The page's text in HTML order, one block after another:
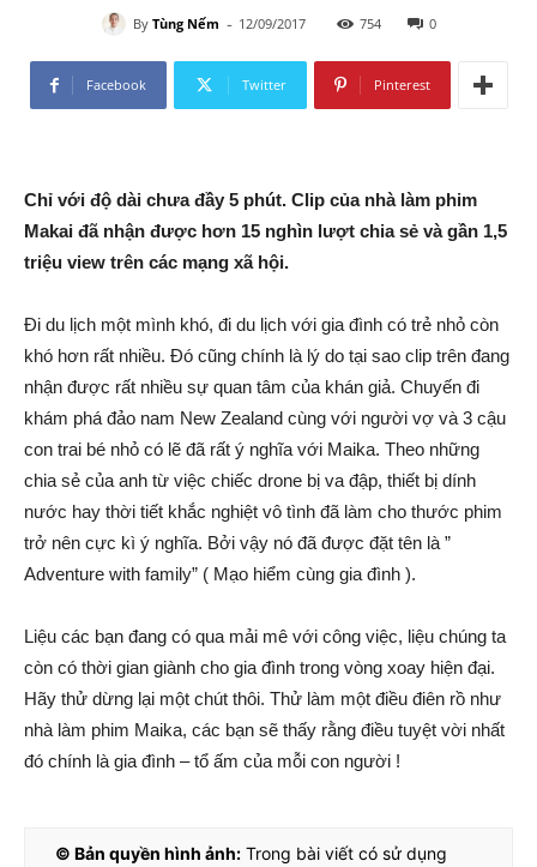
By Tùng Nếm - 12/09/2017 754 0
Facebook Twitter Pinterest
Chỉ với độ dài chưa đầy 5 phút. Clip của nhà làm phim
Makai đã nhận được hơn 15 nghìn lượt chia sẻ và gần 1,5
triệu view trên các mạng xã hội.
Đi du lịch một mình khó, đi du lịch với gia đình có trẻ nhỏ còn
khó hơn rất nhiều. Đó cũng chính là lý do tại sao clip trên đang
nhận được rất nhiều sự quan tâm của khán giả. Chuyến đi
khám phá đảo nam New Zealand cùng với người vợ và 3 cậu
con trai bé nhỏ có lẽ đã rất ý nghĩa với Maika. Theo những
chia sẻ của anh từ việc chiếc drone bị va đập, thiết bị dính
nước hay thời tiết khắc nghiệt vô tình đã làm cho thước phim
trở nên cực kì ý nghĩa. Bởi vậy nó đã được đặt tên là ”
Adventure with family” ( Mạo hiểm cùng gia đình ).
Liệu các bạn đang có qua mải mê với công việc, liệu chúng ta
còn có thời gian giành cho gia đình trong vòng xoay hiện đại.
Hãy thử dừng lại một chút thôi. Thử làm một điều điên rồ như
nhà làm phim Maika, các bạn sẽ thấy rằng điều tuyệt vời nhất
đó chính là gia đình – tổ ấm của mỗi con người !
© Bản quyền hình ảnh: Trong bài viết có sử dụng